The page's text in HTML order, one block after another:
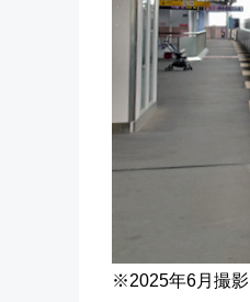
※2025年6月撮影